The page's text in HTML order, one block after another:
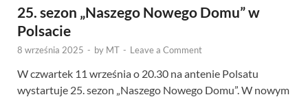
25. sezon „Naszego Nowego Domu” w
Polsacie
8 września 2025 - by MT - Leave a Comment
W czwartek 11 września o 20.30 na antenie Polsatu
wystartuje 25. sezon „Naszego Nowego Domu”. W nowym